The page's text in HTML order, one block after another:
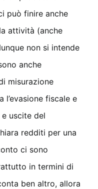
può finire anche
attività (anche
non si intende
anche
misurazione
fiscale e
uscite del
redditi per una
ci sono
in termini di
ben altro, allora